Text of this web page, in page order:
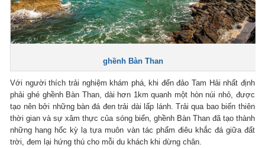
ghềnh Bàn Than
Với người thích trải nghiệm khám phá, khi đến đảo Tam Hải nhất định
phải ghé ghềnh Bàn Than, dài hơn 1km quanh một hòn núi nhỏ, được
tạo nên bởi những bàn đá đen trải dài lấp lánh. Trải qua bao biến thiên
thời gian và sự xâm thực của sóng biển, ghềnh Bàn Than đã tạo thành
những hang hốc kỳ lạ tựa muôn vàn tác phẩm điêu khắc đá giữa đất
trời, đem lại hứng thú cho mỗi du khách khi dừng chân.